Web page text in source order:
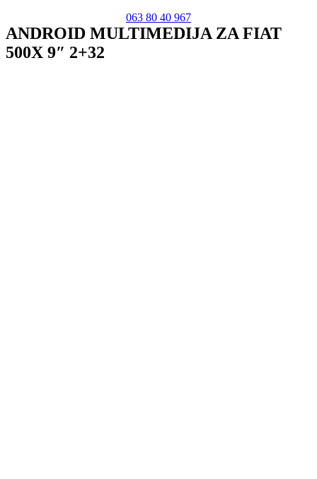
063 80 40 967
ANDROID MULTIMEDIJA ZA FIAT
500X 9″ 2+32